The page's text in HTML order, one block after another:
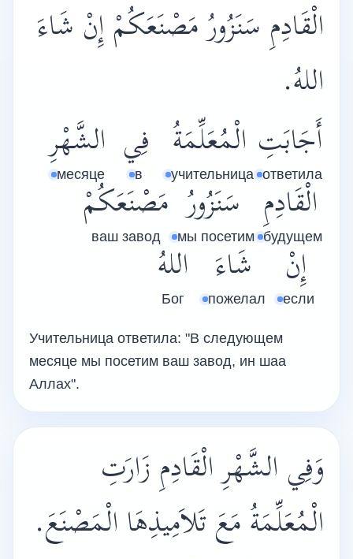
الْقَادِمِ سَنَزُورُ مَصْنَعَكُمْ إِنْ شَاءَ
اللهُ.
أَجَابَتِ
ответила
الْمُعَلِّمَةُ
учительница
فِي
в
الشَّهْرِ
месяце
الْقَادِمِ
будущем
سَنَزُورُ
мы посетим
مَصْنَعَكُمْ
ваш завод
إِنْ
если
شَاءَ
пожелал
اللهُ
Бог
Учительница ответила: "В следующем
месяце мы посетим ваш завод, ин шаа
Аллах".
وَفِي الشَّهْرِ الْقَادِمِ زَارَتِ
الْمُعَلِّمَةُ مَعَ تَلاَمِيذِهَا الْمَصْنَعَ.